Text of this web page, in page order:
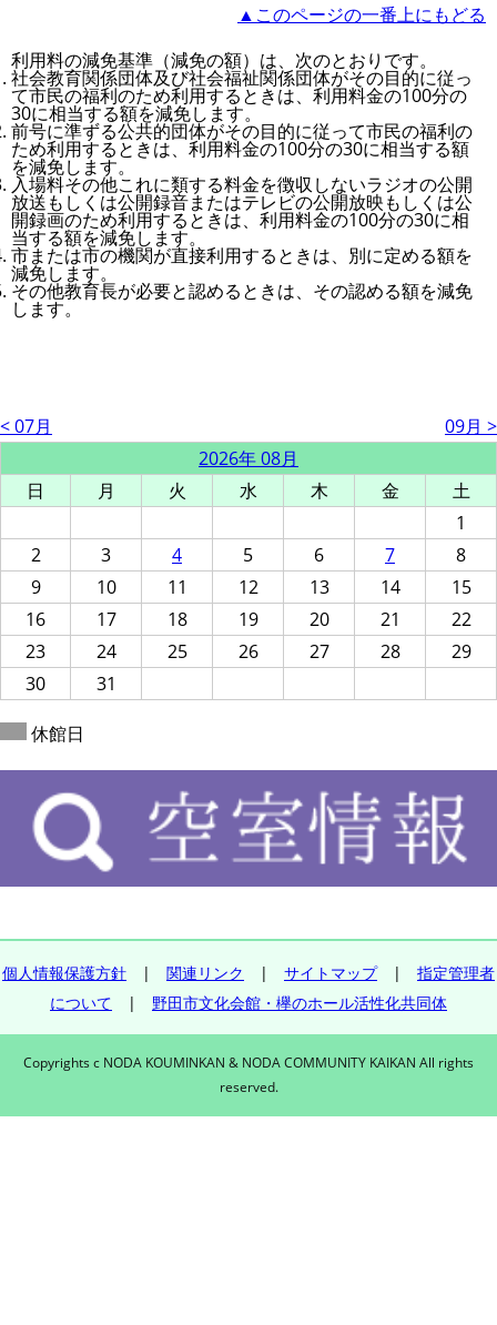
▲このページの一番上にもどる
利用料の減免基準（減免の額）は、次のとおりです。
社会教育関係団体及び社会福祉関係団体がその目的に従っ
て市民の福利のため利用するときは、利用料金の100分の
30に相当する額を減免します。
前号に準ずる公共的団体がその目的に従って市民の福利の
ため利用するときは、利用料金の100分の30に相当する額
を減免します。
入場料その他これに類する料金を徴収しないラジオの公開
放送もしくは公開録音またはテレビの公開放映もしくは公
開録画のため利用するときは、利用料金の100分の30に相
当する額を減免します。
市または市の機関が直接利用するときは、別に定める額を
減免します。
その他教育長が必要と認めるときは、その認める額を減免
します。
< 07月
09月 >
2026年 08月
日
月 火 水 木 金
土
1
2
3 4 5 6 7
8
9
10 11 12 13 14
15
16
17 18 19 20 21
22
23
24 25 26 27 28
29
30
31
休館日
個人情報保護方針 | 関連リンク | サイトマップ| 指定管理者
について | 野田市文化会館・欅のホール活性化共同体
Copyrights c NODA KOUMINKAN & NODA COMMUNITY KAIKAN All rights
reserved.